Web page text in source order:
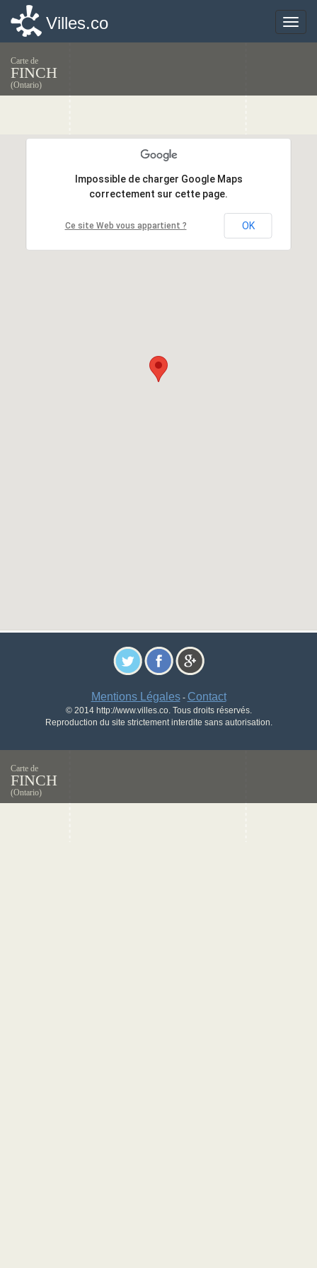
Toggle
Villes.co
Carte de
FINCH
(Ontario)
Impossible de charger Google Maps
correctement sur cette page.
Ce site Web vous appartient ? OK
Impossible de charger Google Maps
correctement sur cette page.
Ce site Web vous appartient ? OK
Mentions Légales- Contact
© 2014 http://www.villes.co. Tous droits réservés.
Reproduction du site strictement interdite sans autorisation.
Toggle
Villes.co
Carte de
FINCH
(Ontario)